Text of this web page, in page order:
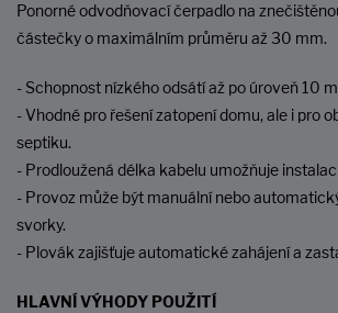
Ponorné odvodňovací čerpadlo na
částečky o maximálním průměru až 30 mm.
- Schopnost nízkého odsátí až po úroveň 10
- Vhodné pro řešení zatopení domu, ale i pro
septiku.
- Prodloužená délka kabelu umožňuje
- Provoz může být manuální nebo
svorky.
- Plovák zajišťuje automatické zahájení a
HLAVNÍ VÝHODY POUŽITÍ